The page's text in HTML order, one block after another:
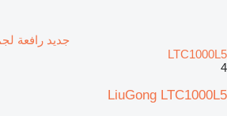
LTC1000L5
4
LiuGong LTC1000L5